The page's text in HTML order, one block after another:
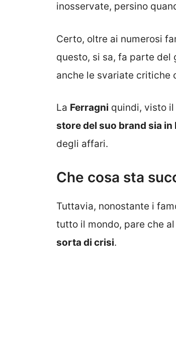
inosservate, persino
Certo, oltre ai numerosi
questo, si sa, fa parte
anche le svariate critiche
La Ferragni quindi, visto
store del suo brand sia in
degli affari.
Che cosa sta
Tuttavia, nonostante i
tutto il mondo, pare che
sorta di crisi.